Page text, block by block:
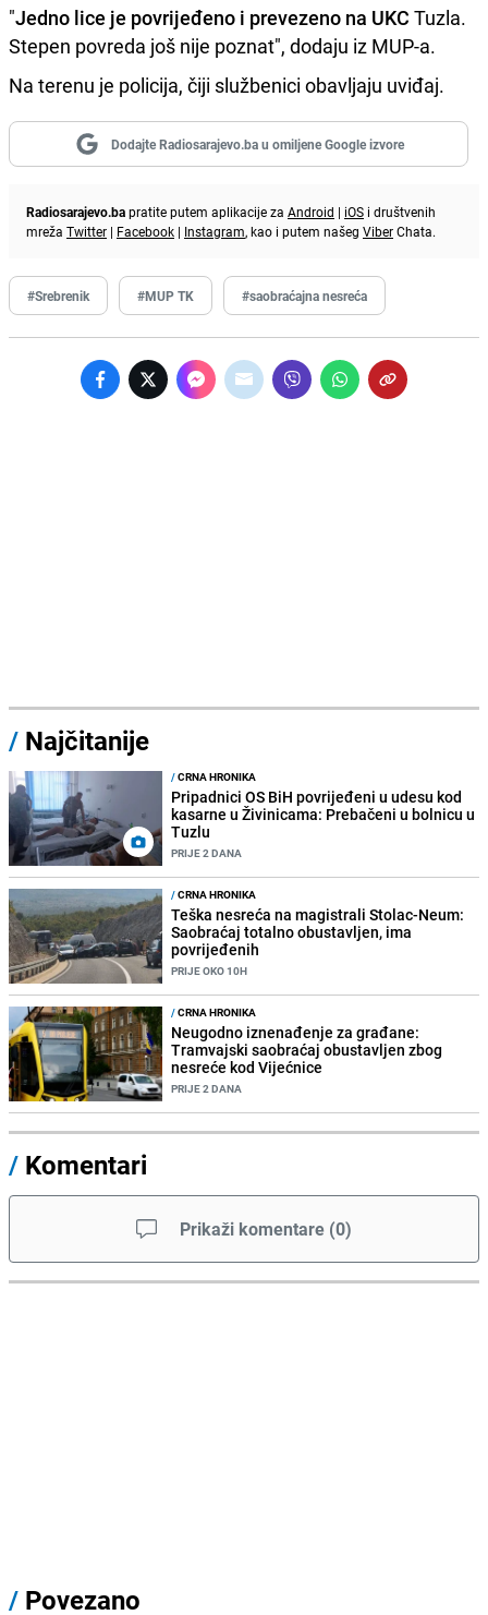
"Jedno lice je povrijeđeno i prevezeno na UKC Tuzla.
Stepen povreda još nije poznat", dodaju iz MUP-a.
Na terenu je policija, čiji službenici obavljaju uviđaj.
Dodajte Radiosarajevo.ba u omiljene Google izvore
Radiosarajevo.bapratite putem aplikacije za Android | iOS i društvenih
mreža Twitter | Facebook | Instagram, kao i putem našeg ViberChata.
#Srebrenik #MUP TK #saobraćajna nesreća
/ Najčitanije
/CRNA HRONIKA
Pripadnici OS BiH povrijeđeni u udesu kod
kasarne u Živinicama: Prebačeni u bolnicu u
Tuzlu
PRIJE 2 DANA
/CRNA HRONIKA
Teška nesreća na magistrali Stolac-Neum:
Saobraćaj totalno obustavljen, ima
povrijeđenih
PRIJE OKO 10H
/CRNA HRONIKA
Neugodno iznenađenje za građane:
Tramvajski saobraćaj obustavljen zbog
nesreće kod Vijećnice
PRIJE 2 DANA
/ Komentari
Prikaži komentare (0)
/ Povezano